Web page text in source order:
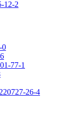
12-2
0
77-1
26-4